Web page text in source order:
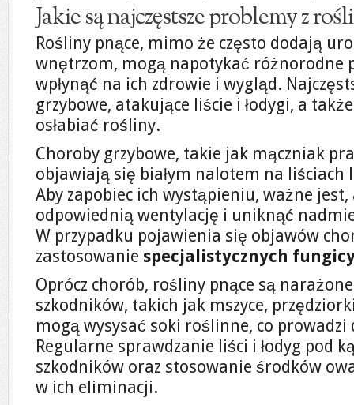
Jakie są najczęstsze problemy z
Rośliny pnące, mimo że często dodają
wnętrzom, mogą napotykać różnorodne
wpłynąć na ich zdrowie i wygląd.
grzybowe, atakujące liście i łodygi, a
osłabiać rośliny.
Choroby grzybowe, takie jak mączniak
objawiają się białym nalotem na
Aby zapobiec ich wystąpieniu, ważne jest,
odpowiednią wentylację i uniknąć
W przypadku pojawienia się objawów
zastosowanie specjalistycznych
Oprócz chorób, rośliny pnące są
szkodników, takich jak mszyce,
mogą wysysać soki roślinne, co prowadzi
Regularne sprawdzanie liści i łodyg pod
szkodników oraz stosowanie środków
w ich eliminacji.